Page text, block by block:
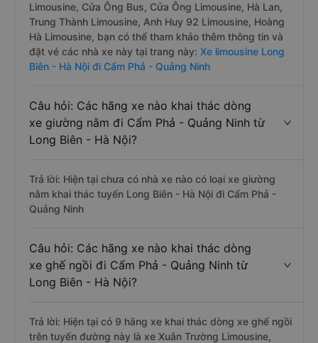
Limousine, Cửa Ông Bus, Cửa Ông Limousine, Hà Lan,
Trung Thành Limousine, Anh Huy 92 Limousine, Hoàng
Hà Limousine, bạn có thể tham khảo thêm thông tin và
đặt vé các nhà xe này tại trang này: Xe limousine Long
Biên - Hà Nội đi Cẩm Phả - Quảng Ninh
Câu hỏi: Các hãng xe nào khai thác dòng
xe giường nằm đi Cẩm Phả - Quảng Ninh từ
Long Biên - Hà Nội?
Trả lời: Hiện tại chưa có nhà xe nào có loại xe giường
nằm khai thác tuyến Long Biên - Hà Nội đi Cẩm Phả -
Quảng Ninh
Câu hỏi: Các hãng xe nào khai thác dòng
xe ghế ngồi đi Cẩm Phả - Quảng Ninh từ
Long Biên - Hà Nội?
Trả lời: Hiện tại có 9 hãng xe khai thác dòng xe ghế ngồi
trên tuyến đường này là xe Xuân Trường Limousine,